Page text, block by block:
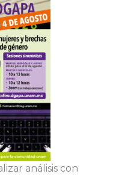
análisis con